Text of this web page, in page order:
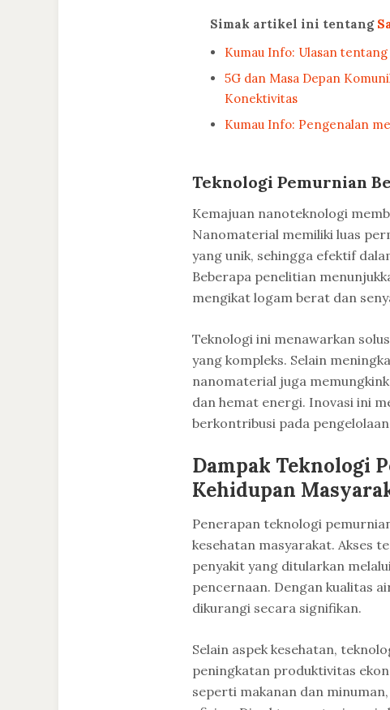
Simak artikel ini tentang
Kumau Info: Ulasan
5G dan Masa Depan
Konektivitas
Kumau Info: Pengenalan
Teknologi Pemurnian
Kemajuan nanoteknologi
Nanomaterial memiliki luas
yang unik, sehingga efektif
Beberapa penelitian
mengikat logam berat dan
Teknologi ini menawarkan
yang kompleks. Selain
nanomaterial juga
dan hemat energi. Inovasi ini
berkontribusi pada
Dampak Teknologi
Kehidupan
Penerapan teknologi
kesehatan masyarakat. Akses
penyakit yang ditularkan
pencernaan. Dengan kualitas
dikurangi secara signifikan.
Selain aspek kesehatan,
peningkatan produktivitas
seperti makanan dan